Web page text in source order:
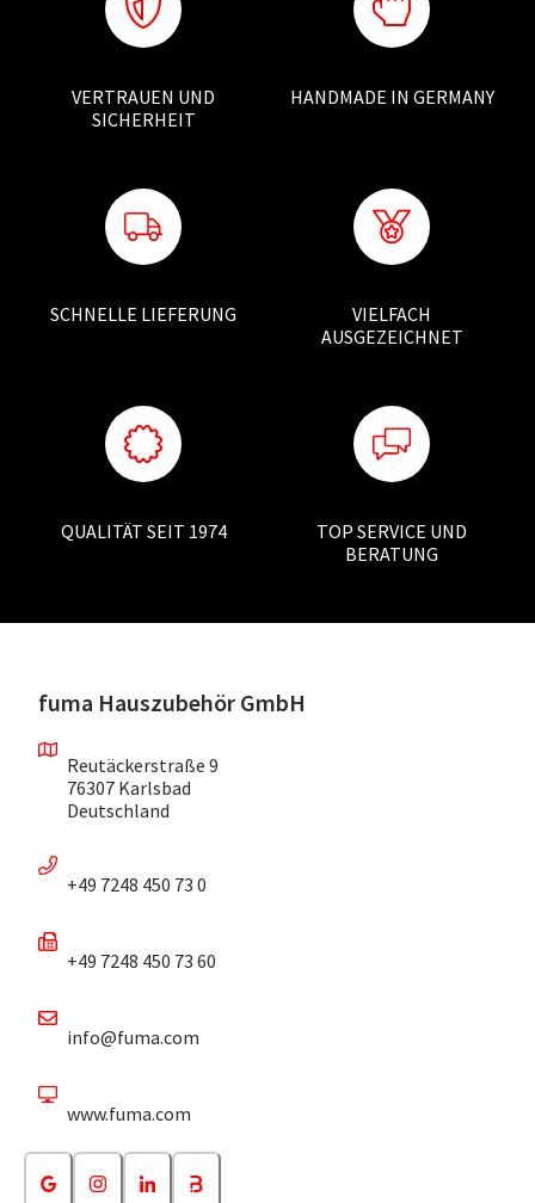
VERTRAUEN UND
SICHERHEIT
HANDMADE IN GERMANY
SCHNELLE LIEFERUNG
VIELFACH
AUSGEZEICHNET
QUALITÄT SEIT 1974
TOP SERVICE UND
BERATUNG
fuma Hauszubehör GmbH
Reutäckerstraße 9
76307 Karlsbad
Deutschland
+49 7248 450 73 0
+49 7248 450 73 60
info@fuma.com
www.fuma.com